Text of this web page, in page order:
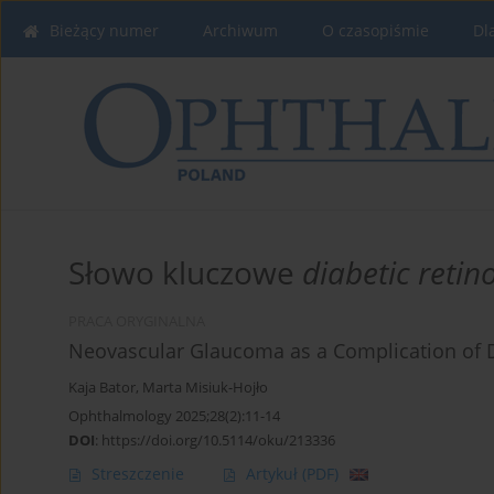
Bieżący numer Archiwum O czasopiśmie
Słowo kluczowe diabetic
Neovascular Glaucoma as a Complication of
Kaja Bator, Marta Misiuk-Hojło
Ophthalmology 2025;28(2):11-14
DOI: https://doi.org/10.5114/oku/213336
Streszczenie Artykuł (PDF)